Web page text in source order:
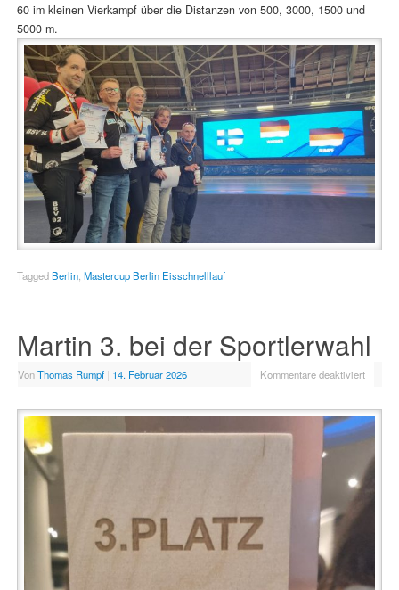
60 im kleinen Vierkampf über die Distanzen von 500, 3000, 1500 und
5000 m.
TaggedBerlin, Mastercup Berlin Eisschnelllauf
Martin 3. bei der Sportlerwahl
VonThomas Rumpf | 14. Februar 2026 | Kommentare deaktiviert